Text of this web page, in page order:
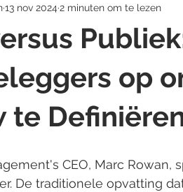
op
te
13 nov 2024 2 minuten om te lezen
CEO, Marc Rowan,
De traditionele opvatting